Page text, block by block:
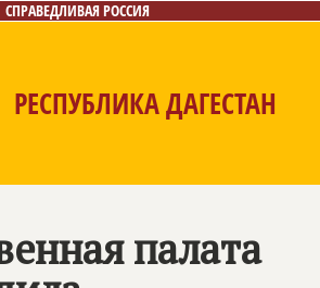
СПРАВЕДЛИВАЯ РОССИЯ
РЕСПУБЛИКА ДАГЕСТАН
палата